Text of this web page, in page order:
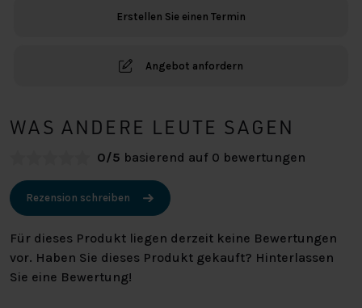
Erstellen Sie einen Termin
Angebot anfordern
WAS ANDERE LEUTE SAGEN
0/5 basierend auf 0 bewertungen
Rezension schreiben
Für dieses Produkt liegen derzeit keine Bewertungen
vor. Haben Sie dieses Produkt gekauft? Hinterlassen
Sie eine Bewertung!